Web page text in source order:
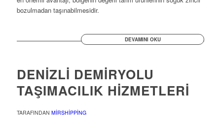
bozulmadan taşınabilmesidir.
DEVAMINI OKU
DENİZLİ DEMİRYOLU
TAŞIMACILIK HİZMETLERİ
TARAFINDAN MIRSHIPPING